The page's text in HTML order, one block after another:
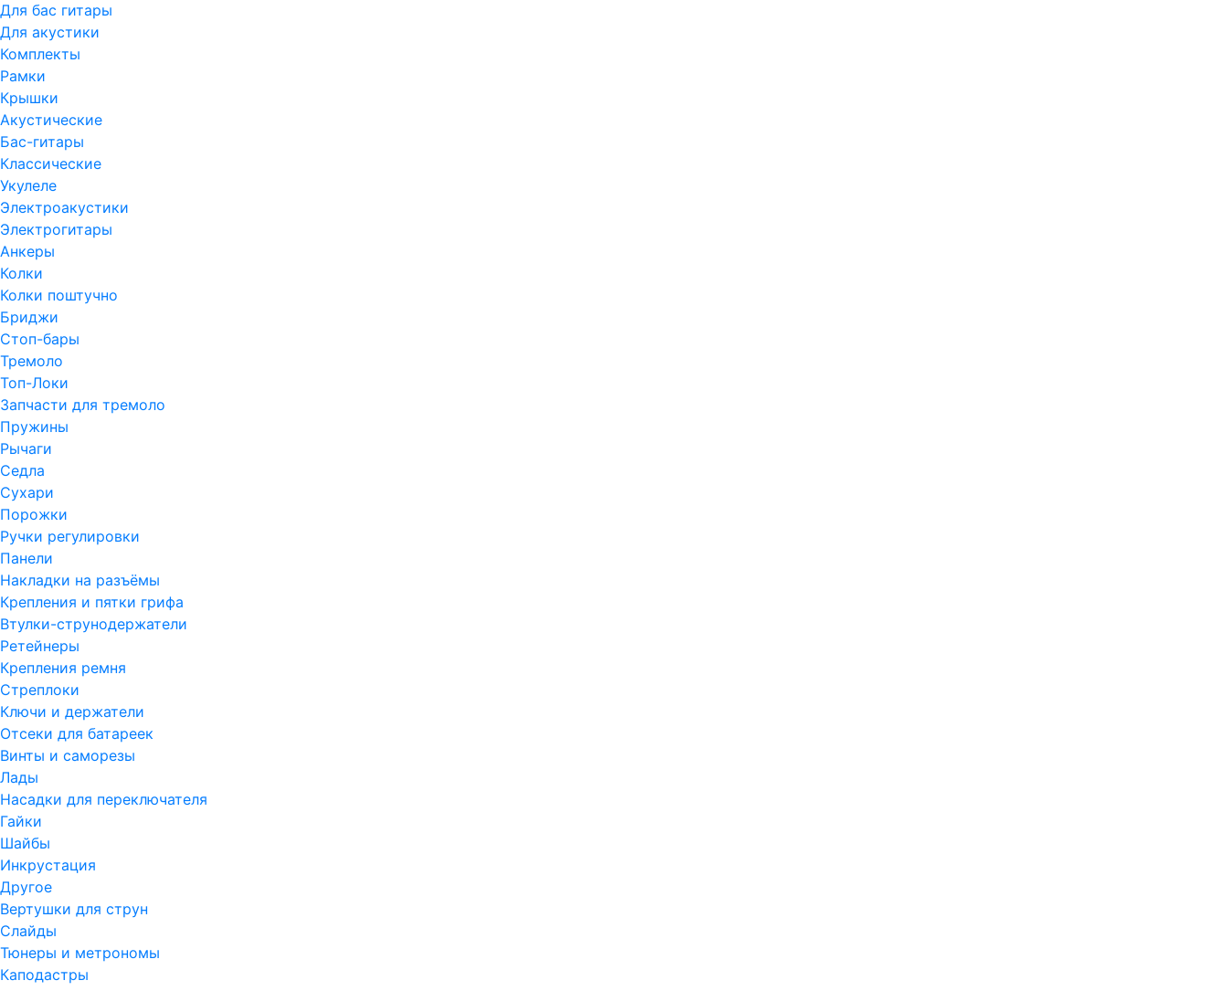
Для бас гитары
Для акустики
Комплекты
Рамки
Крышки
Акустические
Бас-гитары
Классические
Укулеле
Электроакустики
Электрогитары
Анкеры
Колки
Колки поштучно
Бриджи
Стоп-бары
Тремоло
Топ-Локи
Запчасти для тремоло
Пружины
Рычаги
Седла
Сухари
Порожки
Ручки регулировки
Панели
Накладки на разъёмы
Крепления и пятки грифа
Втулки-струнодержатели
Ретейнеры
Крепления ремня
Стреплоки
Ключи и держатели
Отсеки для батареек
Винты и саморезы
Лады
Насадки для переключателя
Гайки
Шайбы
Инкрустация
Другое
Вертушки для струн
Слайды
Тюнеры и метрономы
Каподастры